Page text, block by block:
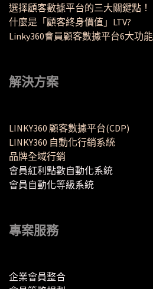
選擇顧客數據平台的三大關鍵點！
什麼是「顧客終身價值」LTV?
Linky360會員顧客數據平台6大功能
解決方案
LINKY360 顧客數據平台(CDP)
LINKY360 自動化行銷系統
品牌全域行銷
會員紅利點數自動化系統
會員自動化等級系統
專案服務
企業會員整合